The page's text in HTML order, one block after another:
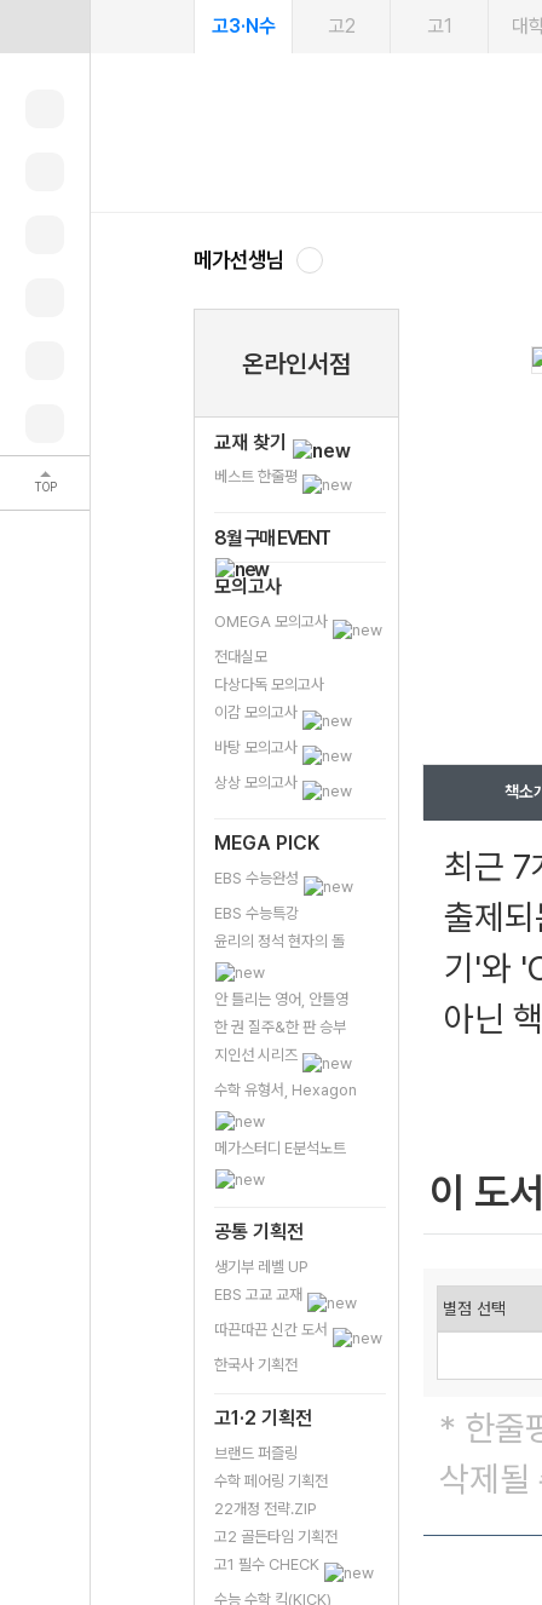
TOP
고3·N수 고2 고1 대
메가선생님
온라인서점
교재 찾기
베스트 한줄평
8월 구매 EVENT
모의고사
OMEGA 모의고사
전대실모
다상다독 모의고사
이감 모의고사
바탕 모의고사
상상 모의고사
MEGA PICK
EBS 수능완성
EBS 수능특강
윤리의 정석 현자의 돌
안 틀리는 영어, 안틀영
한 권 질주&한 판 승부
지인선 시리즈
수학 유형서, Hexagon
메가스터디 E분석노트
공통 기획전
생기부 레벨 UP
EBS 고교 교재
따끈따끈 신간 도서
한국사 기획전
고1·2 기획전
브랜드 퍼즐링
수학 페어링 기획전
22개정 전략.ZIP
고2 골든타임 기획전
고1 필수 CHECK
수능 수학 킥(KICK)
책소
최근 7
출제
기'와
아닌
이 도
* 한줄
삭제될